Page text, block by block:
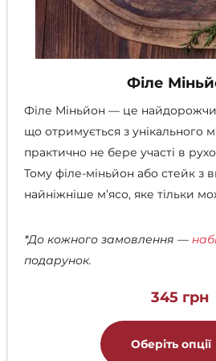
Філе
Філе Міньйон — це
що отримується з унікального
практично не бере участі в
Тому філе-міньйон або стейк з
найніжніше м’ясо, яке тільки
*До кожного замовлення —
подарунок.
345 грн
Оберіть опції